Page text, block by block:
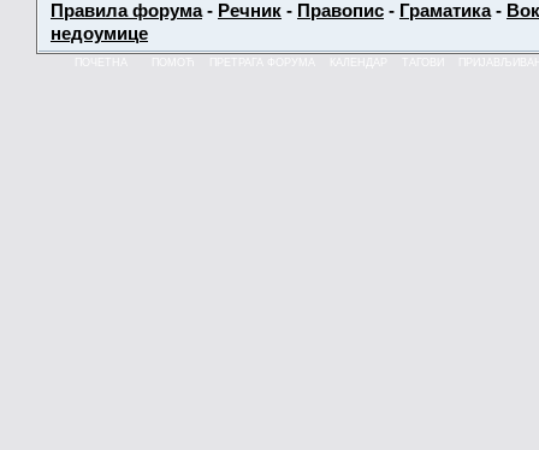
Правила форума- Речник - Правопис - Граматика-
недоумице
КАЛЕНДАР